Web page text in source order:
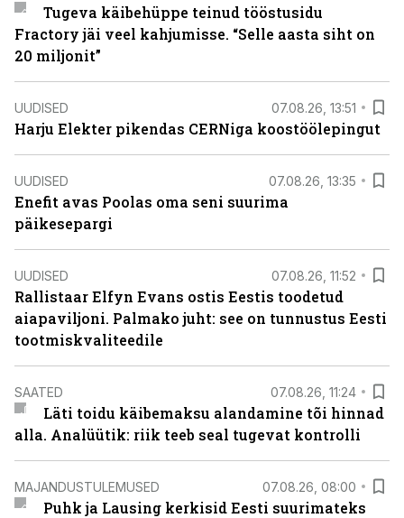
Tugeva käibehüppe teinud tööstusidu
Fractory jäi veel kahjumisse. “Selle aasta siht on
20 miljonit”
UUDISED 07.08.26, 13:51
Harju Elekter pikendas CERNiga koostöölepingut
UUDISED 07.08.26, 13:35
Enefit avas Poolas oma seni suurima
päikesepargi
UUDISED 07.08.26, 11:52
Rallistaar Elfyn Evans ostis Eestis toodetud
aiapaviljoni. Palmako juht: see on tunnustus Eesti
tootmiskvaliteedile
SAATED 07.08.26, 11:24
Läti toidu käibemaksu alandamine tõi hinnad
alla. Analüütik: riik teeb seal tugevat kontrolli
MAJANDUSTULEMUSED 07.08.26, 08:00
Puhk ja Lausing kerkisid Eesti suurimateks